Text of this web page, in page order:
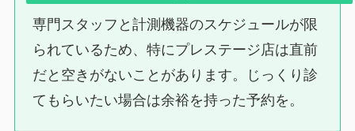
専門スタッフと計測機器のスケジュールが限
られているため、特にプレステージ店は直前
だと空きがないことがあります。じっくり診
てもらいたい場合は余裕を持った予約を。